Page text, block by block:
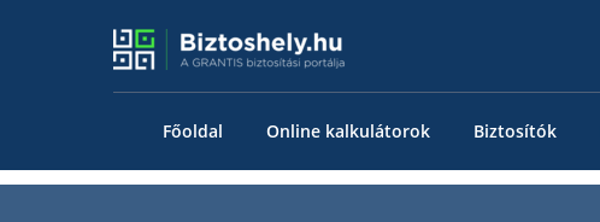
Főoldal Online kalkulátorok Biztosítók